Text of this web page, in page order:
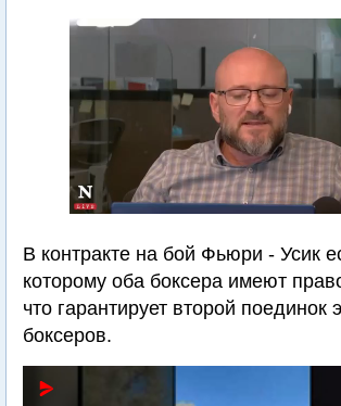
В контракте на бой Фьюри - Усик
которому оба боксера имеют
что гарантирует второй поединок
боксеров.